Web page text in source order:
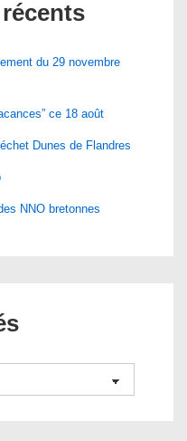
du 29 novembre
ce 18 août
Dunes de Flandres
NNO bretonnes